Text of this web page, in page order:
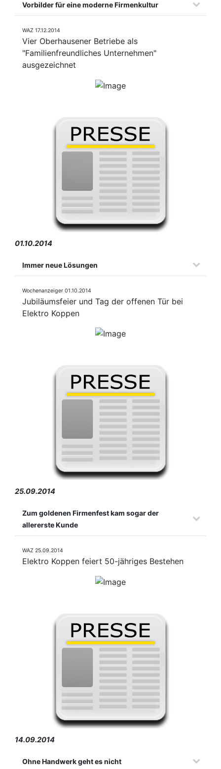
Vorbilder für eine moderne Firmenkultur
WAZ 17.12.2014
Vier Oberhausener Betriebe als
"Familienfreundliches Unternehmen"
ausgezeichnet
01.10.2014
Immer neue Lösungen
Wochenanzeiger 01.10.2014
Jubiläumsfeier und Tag der offenen Tür bei
Elektro Koppen
25.09.2014
Zum goldenen Firmenfest kam sogar der
allererste Kunde
WAZ 25.09.2014
Elektro Koppen feiert 50-jähriges Bestehen
14.09.2014
Ohne Handwerk geht es nicht